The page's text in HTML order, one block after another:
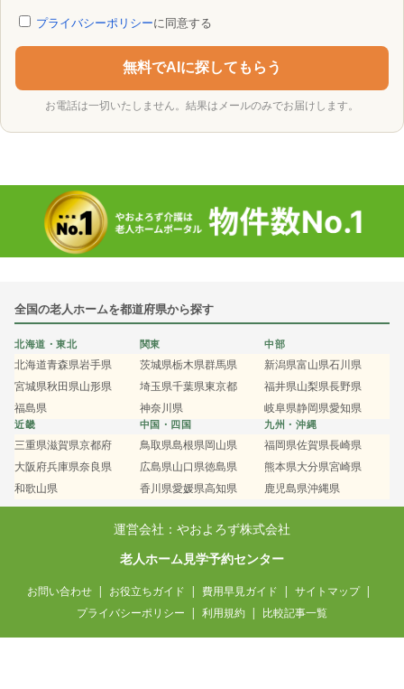
プライバシーポリシーに同意する
無料でAIに探してもらう
お電話は一切いたしません。結果はメールのみでお届けします。
全国の老人ホームを都道府県から探す
北海道・東北
北海道青森県岩手県
宮城県秋田県山形県
福島県
関東
茨城県栃木県群馬県
埼玉県千葉県東京都
神奈川県
中部
新潟県富山県石川県
福井県山梨県長野県
岐阜県静岡県愛知県
近畿
三重県滋賀県京都府
大阪府兵庫県奈良県
和歌山県
中国・四国
鳥取県島根県岡山県
広島県山口県徳島県
香川県愛媛県高知県
九州・沖縄
福岡県佐賀県長崎県
熊本県大分県宮崎県
鹿児島県沖縄県
運営会社：やおよろず株式会社
老人ホーム見学予約センター
お問い合わせ お役立ちガイド 費用早見ガイド
サイトマップ
プライバシーポリシー
利用規約 比較記事一覧